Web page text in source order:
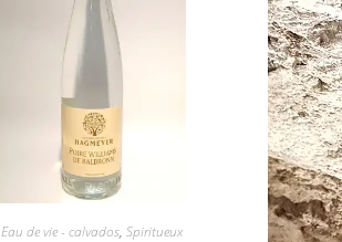
Eau de vie - calvados,Spiritueux